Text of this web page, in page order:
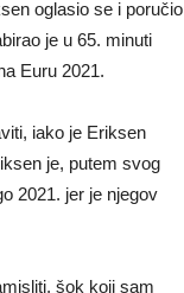
oglasio se i poručio
je u 65. minuti
Euru 2021.
iako je Eriksen
je, putem svog
2021. jer je njegov
šok koji sam